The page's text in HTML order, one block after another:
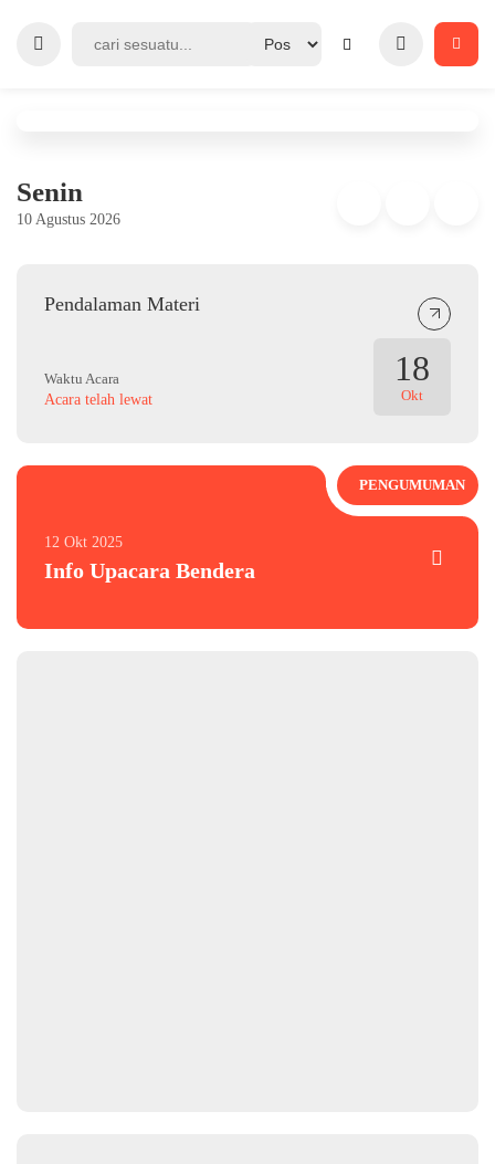
Senin
10 Agustus 2026
Pendalaman Materi
18
Okt
Waktu Acara
Acara telah lewat
PENGUMUMAN
12 Okt 2025
Info Upacara Bendera